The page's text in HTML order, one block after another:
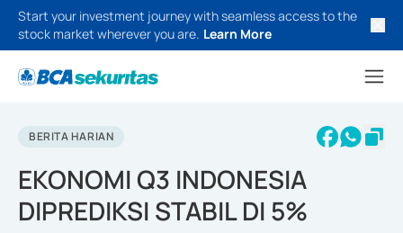
Start your investment journey with seamless access to the
stock market wherever you are. Learn More
BERITA HARIAN
EKONOMI Q3 INDONESIA
DIPREDIKSI STABIL DI 5%